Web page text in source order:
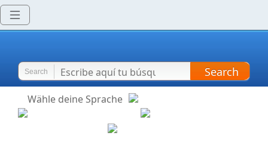
Search Search
Wähle deine Sprache